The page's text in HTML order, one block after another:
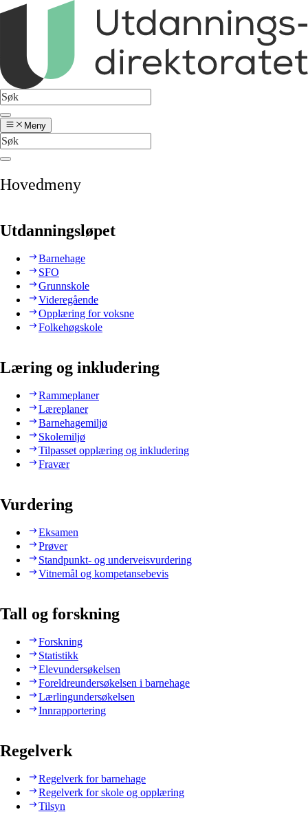
Meny
Hovedmeny
Utdanningsløpet
Barnehage
SFO
Grunnskole
Videregående
Opplæring for voksne
Folkehøgskole
Læring og inkludering
Rammeplaner
Læreplaner
Barnehagemiljø
Skolemiljø
Tilpasset opplæring og inkludering
Fravær
Vurdering
Eksamen
Prøver
Standpunkt- og underveisvurdering
Vitnemål og kompetansebevis
Tall og forskning
Forskning
Statistikk
Elevundersøkelsen
Foreldreundersøkelsen i barnehage
Lærlingundersøkelsen
Innrapportering
Regelverk
Regelverk for barnehage
Regelverk for skole og opplæring
Tilsyn